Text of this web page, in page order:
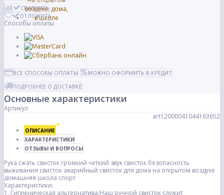
СРАВНИТЬ
ОТЛОЖИТЬ
Способы оплаты
ВСЕ СПОСОБЫ ОПЛАТЫ
МОЖНО ОФОРМИТЬ В КРЕДИТ
ПОДРОБНЕЕ О ДОСТАВКЕ
Основные характеристики
Артикул
art12000041044163652
ОПИСАНИЕ
ХАРАКТЕРИСТИКИ
ОТЗЫВЫ И ВОПРОСЫ
Рука сжать свисток громкий четкий звук свисток безопасность
выживания свисток аварийный свисток для дома на открытом воздухе
домашняя школа спорт
Характеристики:
1. Гигиеническая альтернатива:Наш ручной свисток служит